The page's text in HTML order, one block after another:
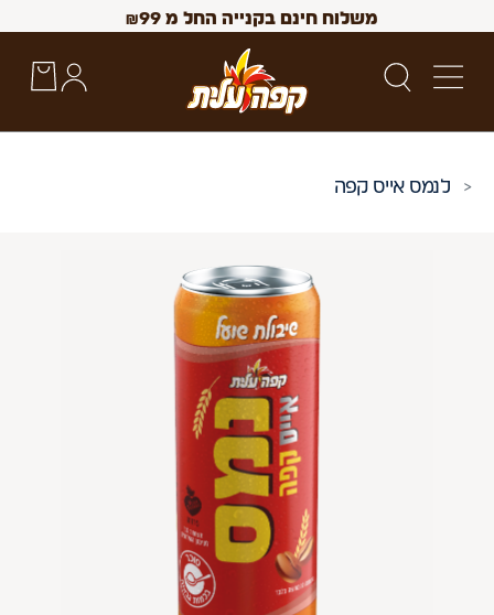
משלוח חינם בקנייה החל מ ₪99
Up and Down arrow keys to navigate search results.
נמס אייס קפה